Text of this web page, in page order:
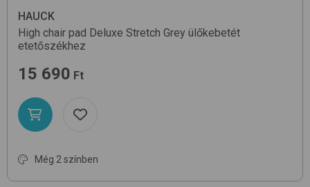
HAUCK
High chair pad Deluxe Stretch Grey ülőkebetét
etetőszékhez
15 690 Ft
Még 2 színben